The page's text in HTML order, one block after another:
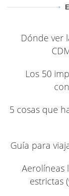
Dónde ver
Los 50
5 cosas que
Guía para
Aerolíneas
estrictas